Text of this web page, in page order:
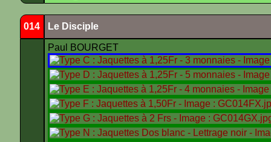
014 Le Disciple
Paul BOURGET